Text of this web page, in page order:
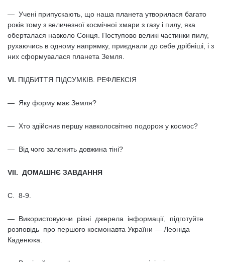
— Учені припускають, що наша планета утворилася багато
років тому з величезної космічної хмари з газу і пилу, яка
оберталася навколо Сонця. Поступово великі частинки пилу,
рухаючись в одному напрямку, приєднали до себе дрібніші, і з
них сформувалася планета Земля.
VI. ПІДБИТТЯ ПІДСУМКІВ. РЕФЛЕКСІЯ
— Яку форму має Земля?
— Хто здійснив першу навколосвітню подорож у космос?
— Від чого залежить довжина тіні?
VII. ДОМАШНЄ ЗАВДАННЯ
С. 8-9.
— Використовуючи різні джерела інформації, підготуйте
розповідь про першого космонавта України — Леоніда
Каденюка.